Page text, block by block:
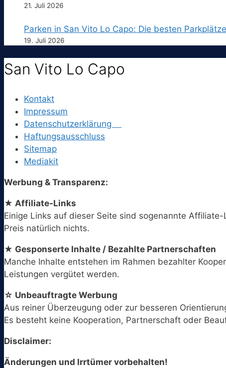
21. Juli 2026
Parken in San Vito Lo Capo: Die besten
19. Juli 2026
San Vito Lo Capo
Kontakt
Impressum
Datenschutzerklärung
Haftungsausschluss
Sitemap
Mediakit
Werbung & Transparenz:
★ Affiliate-Links
Einige Links auf dieser Seite sind sogenannte
Preis natürlich nichts.
★ Gesponserte Inhalte / Bezahlte Partnerschaften
Manche Inhalte entstehen im Rahmen bezahlter
Leistungen vergütet werden.
☆ Unbeauftragte Werbung
Aus reiner Überzeugung oder zur besseren
Es besteht keine Kooperation, Partnerschaft oder
Disclaimer:
Änderungen und Irrtümer vorbehalten!